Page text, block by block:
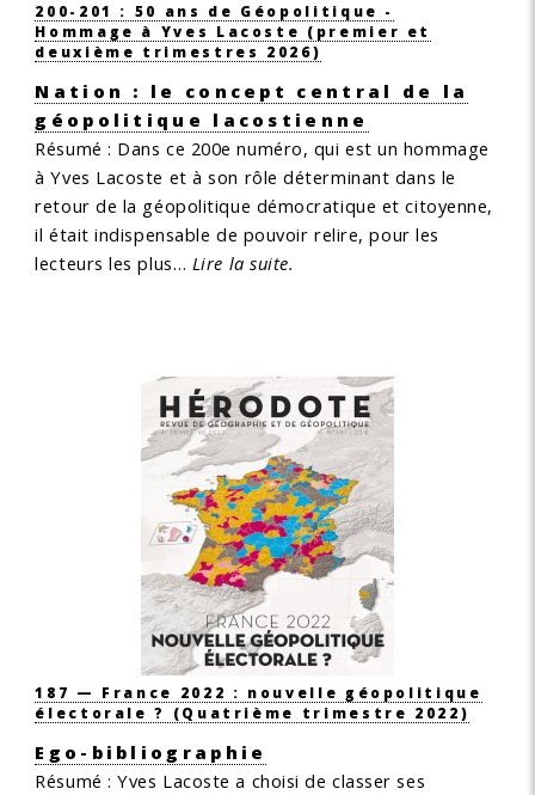
200-201 : 50 ans de Géopolitique -
Hommage à Yves Lacoste (premier et
deuxième trimestres 2026)
Nation : le concept central de la
géopolitique lacostienne
Résumé : Dans ce 200e numéro, qui est un hommage
à Yves Lacoste et à son rôle déterminant dans le
retour de la géopolitique démocratique et citoyenne,
il était indispensable de pouvoir relire, pour les
lecteurs les plus… Lire la suite.
187 — France 2022 : nouvelle géopolitique
électorale ? (Quatrième trimestre 2022)
Ego-bibliographie
Résumé :Yves Lacoste a choisi de classer ses